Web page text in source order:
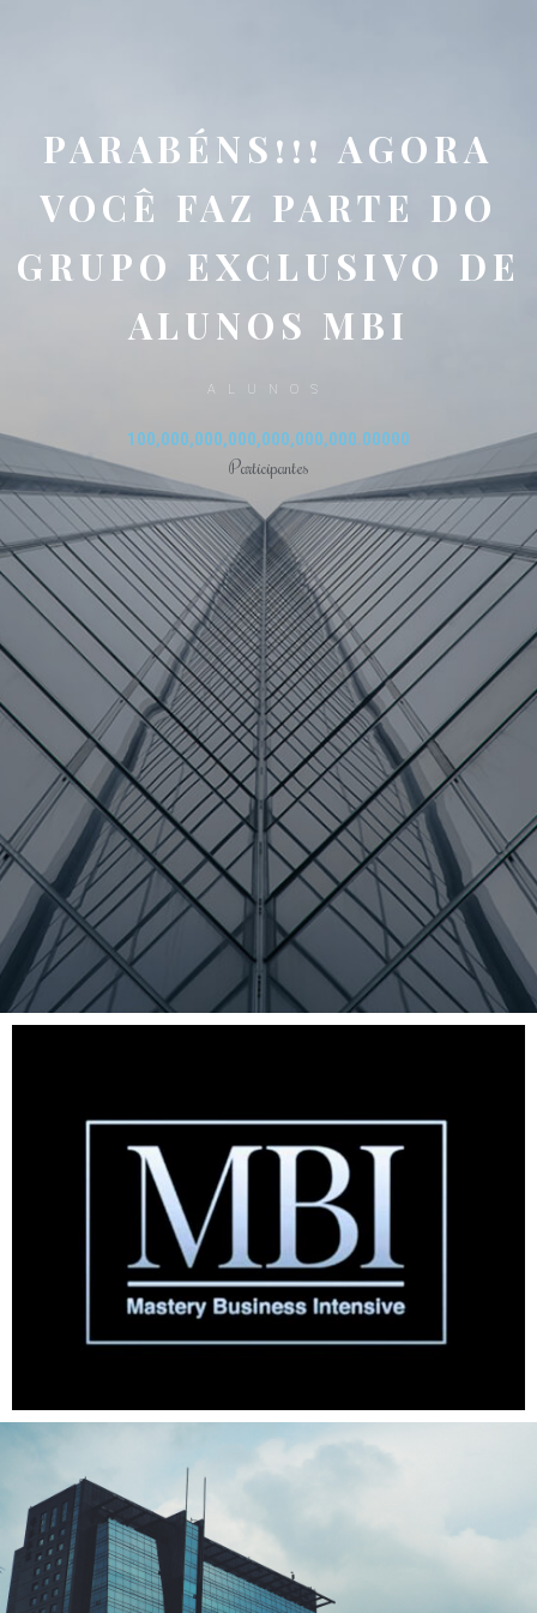
PARABÉNS!!! AGORA
VOCÊ FAZ PARTE DO
GRUPO EXCLUSIVO DE
ALUNOS MBI
ALUNOS
Participantes
100,000,000,000,000,000,000.00000